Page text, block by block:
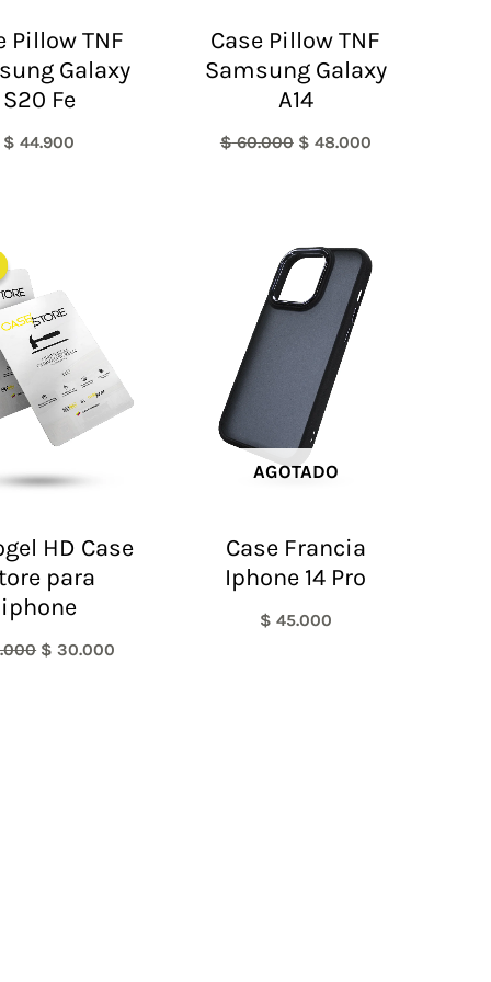
Pillow TNF
Galaxy
S20 Fe
$ 44.900
Case Pillow TNF
Samsung Galaxy
A14
$60.000 $ 48.000
HD Case
para
iphone
era:
$ 60.000.
$ 30.000
AGOTADO
Case Francia
Iphone 14 Pro
$ 45.000